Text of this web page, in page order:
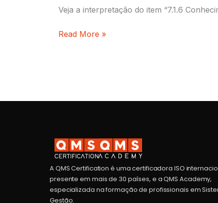
Veja a interpretação do item “7.1.6
Read More »
A QMS Certification é uma certificadora ISO
presente em mais de 30 países, e a QMS Academy,
especializada na formação de profissionais em
Gestão.